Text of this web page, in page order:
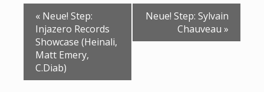
Etkinlik
Navigasyon
« Neue! Step:
Injazero Records
Showcase (Heinali,
Matt Emery,
C.Diab)
Neue! Step: Sylvain
Chauveau »